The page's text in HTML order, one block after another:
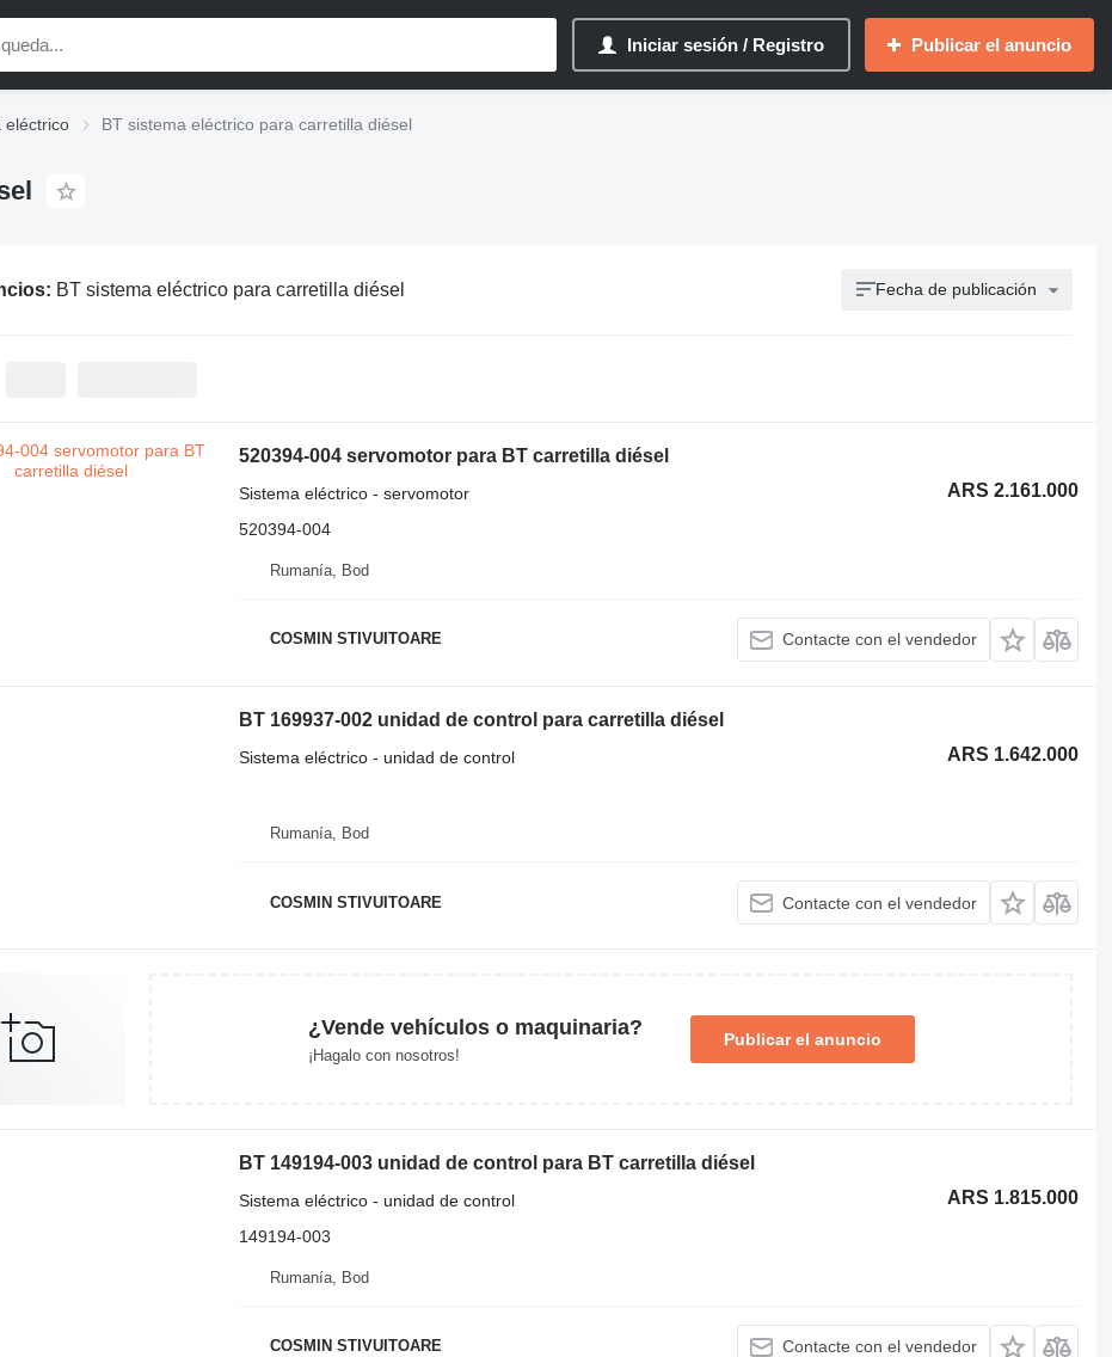
Iniciar sesión / Registro Publicar el anuncio
eléctrico BT sistema eléctrico para carretilla diésel
BT sistema eléctrico para carretilla diésel Fecha de publicación
520394-004 servomotor para BT carretilla diésel
ARS 2.161.000
Sistema eléctrico - servomotor
520394-004
Rumanía, Bod
COSMIN STIVUITOARE Contacte con el vendedor
BT 169937-002 unidad de control para carretilla diésel
ARS 1.642.000
Sistema eléctrico - unidad de control
Rumanía, Bod
COSMIN STIVUITOARE Contacte con el vendedor
¿Vende vehículos o maquinaria?
¡Hagalo con nosotros!
Publicar el anuncio
BT 149194-003 unidad de control para BT carretilla diésel
ARS 1.815.000
Sistema eléctrico - unidad de control
149194-003
Rumanía, Bod
COSMIN STIVUITOARE Contacte con el vendedor